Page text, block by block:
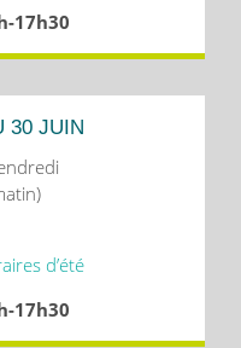
17h30
30 JUIN
d’été
17h30